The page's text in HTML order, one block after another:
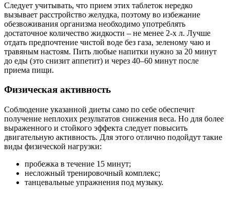
Следует учитывать, что прием этих таблеток нередко
вызывает расстройство желудка, поэтому во избежание
обезвоживания организма необходимо употреблять
достаточное количество жидкости – не менее 2-х л. Лучше
отдать предпочтение чистой воде без газа, зеленому чаю и
травяным настоям. Пить любые напитки нужно за 20 минут
до еды (это снизит аппетит) и через 40–60 минут после
приема пищи.
Физическая активность
Соблюдение указанной диеты само по себе обеспечит
получение неплохих результатов снижения веса. Но для более
выраженного и стойкого эффекта следует повысить
двигательную активность. Для этого отлично подойдут такие
виды физической нагрузки:
пробежка в течение 15 минут;
несложный тренировочный комплекс;
танцевальные упражнения под музыку.